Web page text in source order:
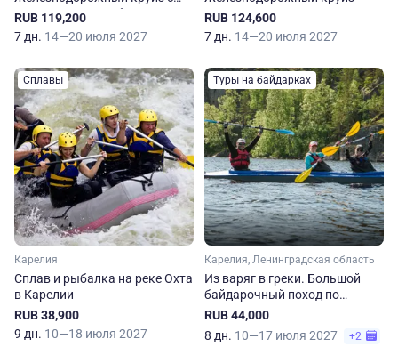
посещением Териберки
RUB 119,200
7 дн. 14—20 июля 2027
RUB 124,600
7 дн. 14—20 июля 2027
Сплавы
Карелия
Сплав и рыбалка на реке Охта
в Карелии
RUB 38,900
9 дн. 10—18 июля 2027
Туры на байдарках
Карелия, Ленинградская область
Из варяг в греки. Большой
байдарочный поход по
Карелии
RUB 44,000
8 дн. 10—17 июля 2027 +2